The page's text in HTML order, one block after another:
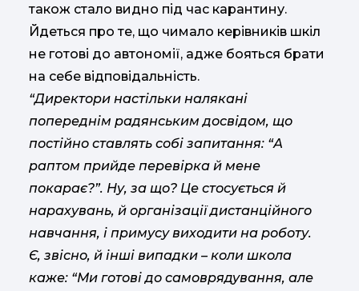
також стало видно під час карантину.
Йдеться про те, що чимало керівників шкіл
не готові до автономії, адже бояться брати
на себе відповідальність.
“Директори настільки налякані
попереднім радянським досвідом, що
постійно ставлять собі запитання: “А
раптом прийде перевірка й мене
покарає?”. Ну, за що? Це стосується й
нарахувань, й організації дистанційного
навчання, і примусу виходити на роботу.
Є, звісно, й інші випадки – коли школа
каже: “Ми готові до самоврядування, але